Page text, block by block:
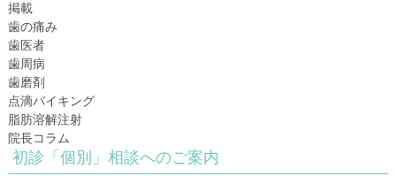
掲載
歯の痛み
歯医者
歯周病
歯磨剤
点滴バイキング
脂肪溶解注射
院長コラム
初診「個別」相談へのご案内